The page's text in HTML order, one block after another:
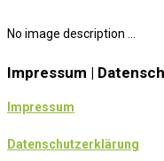
No image description ...
Impressum |
Impressum
Datenschutzerklärung